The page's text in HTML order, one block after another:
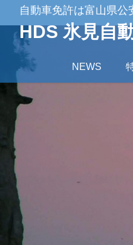
自動車免許は富山県公
HDS 氷見自
NEWS